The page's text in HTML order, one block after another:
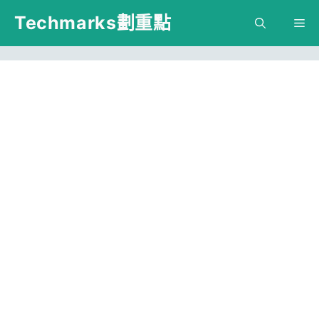
跳
主
Techmarks劃重點